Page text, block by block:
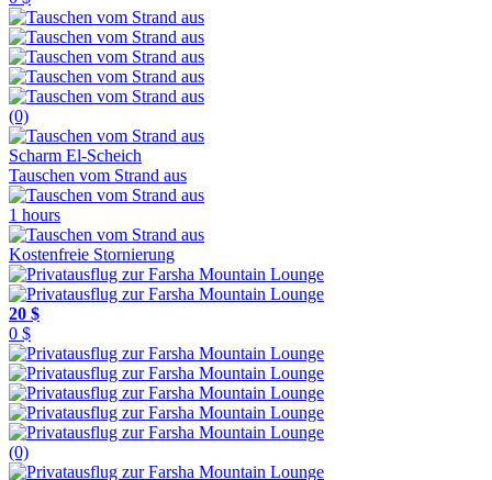
(0)
Scharm El-Scheich
Tauschen vom Strand aus
1 hours
Kostenfreie Stornierung
20 $
0 $
(0)